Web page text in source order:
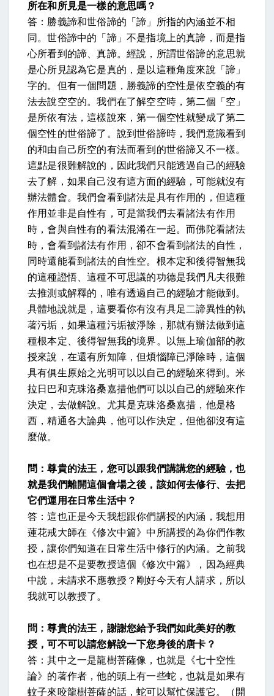
所在和所見是一樣的意思嗎？
答：勝義諦和世俗諦的「諦」所指的內涵並不相
同。世俗諦中的「諦」不是指境上的真諦，而是指
心所看到的諦、真諦。經說，所謂世俗諦的意思就
是心所見認為它是真的，是以這種角度來說「諦」
字的。但有一個問題，勝義諦的空性是依空義的有
法去說空空的。我們在了解空空時，第二個「空」
是所依有法，這樣說來，第一個空性就變成了第二
個空性的世俗諦了。說到世俗諦時，我們意識看到
的和由自己所空的有法而看到的世俗諦又不一樣。
這點是很難解說的，因此我們只能透過自己的經驗
去了解，如果自己沒有這方面的經驗，可能就沒有
辦法體會。我們會看到諸法是具有作用的，但這種
作用並非是自性有，可是當我們去看諸法有作用
時，會與自性有的看法混淆在一起。而佛陀看諸法
時，會看到諸法有作用，卻不會看到諸法的自性，
同時還能看到諸法的自性空。根本定和後得智無我
的這種證悟、這種不可思議的功德是我們凡夫很難
去推測或解釋的，唯有透過自己的經驗才能做到。
具體地說就是，這要看你有沒有具足二諦異性的執
著污垢，如果這種污垢被淨除，那就有辦法做到這
種根本定、後得智無我的境界。以無上瑜伽部的教
授來說，在還有所知障，但煩惱障已淨除時，這個
具有俱生原始之光明可以以自己的經驗來得到。米
拉日巴和克珠洛桑嘉措他們可以以自己的經驗來作
決定，去做解說。尤其是克珠洛桑嘉措，他是格
西，精通各大論典，他可以作決定，但他卻沒有這
麼做。
問：尊貴的法王，您可以跟我們講講您的經驗，也
就是我們離開這個會場之後，該如何去修行、去把
它們運用在日常生活中？
答：這也正是今天我想跟你們講授的內涵，我想用
蓮花戒大師在《修次中篇》中所講授的為你們作教
授，讓你們知道在日常生活中修行的內涵。之前我
也在想是不是要教授這個《修次中篇》，因為經典
中說，未請求不應教授？剛好今天有人請求，所以
我就可以教授了。
問：尊貴的法王，謝謝您給予我們如此美好的教
授，可不可以請您解說一下您身後的唐卡？
答：其中之一是龍樹菩薩像，也就是《七十空性
論》的著作者，他的頭上有一些蛇，也就是如果有
蚊子來咬龍樹菩薩的話，蛇可以幫忙保護它。（開